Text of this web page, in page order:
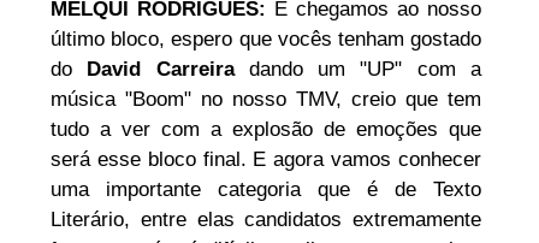
MELQUI RODRIGUES: E chegamos ao nosso
último bloco, espero que vocês tenham gostado
do David Carreira dando um "UP" com a
música "Boom" no nosso TMV, creio que tem
tudo a ver com a explosão de emoções que
será esse bloco final. E agora vamos conhecer
uma importante categoria que é de Texto
Literário, entre elas candidatos extremamente